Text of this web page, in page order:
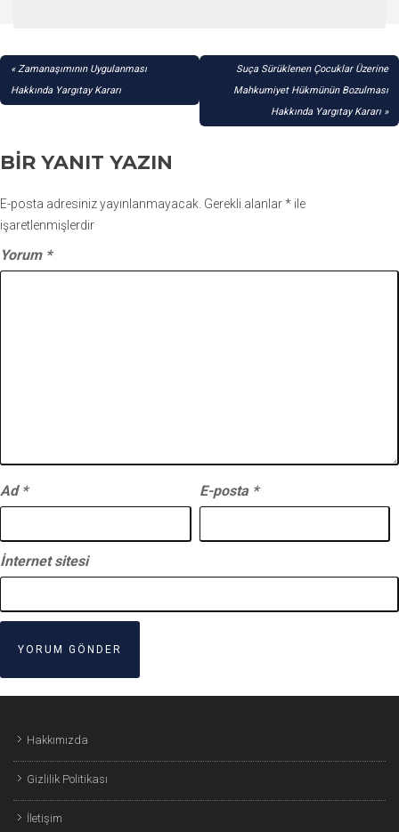
YAZI
GEZINMESI
Zamanaşımının Uygulanması
Hakkında Yargıtay Kararı
Suça Sürüklenen Çocuklar Üzerine
Mahkumiyet Hükmünün Bozulması
Hakkında Yargıtay Kararı
BIR YANIT YAZIN
E-posta adresiniz yayınlanmayacak. Gerekli alanlar* ile
işaretlenmişlerdir
Yorum *
Ad * E-posta *
İnternet sitesi
Hakkımızda
Gizlilik Politikası
İletişim